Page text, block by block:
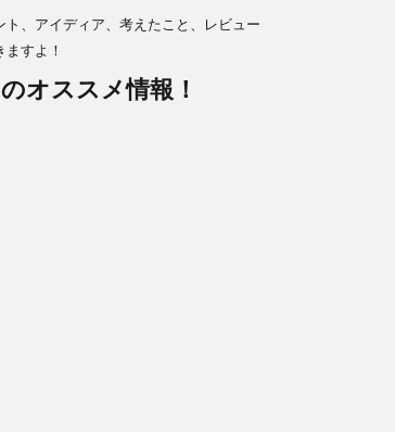
ト、アイディア、考えたこと、レビュー
すよ！
オススメ情報！